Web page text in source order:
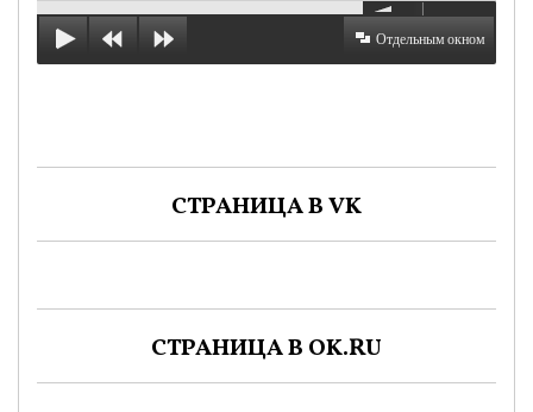
Отдельным окном
СТРАНИЦА В VK
СТРАНИЦА В OK.RU